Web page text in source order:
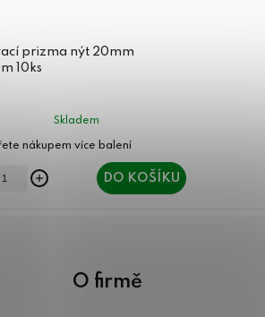
prizma nýt 20mm
10ks
Skladem
DO KOŠÍKU
O firmě